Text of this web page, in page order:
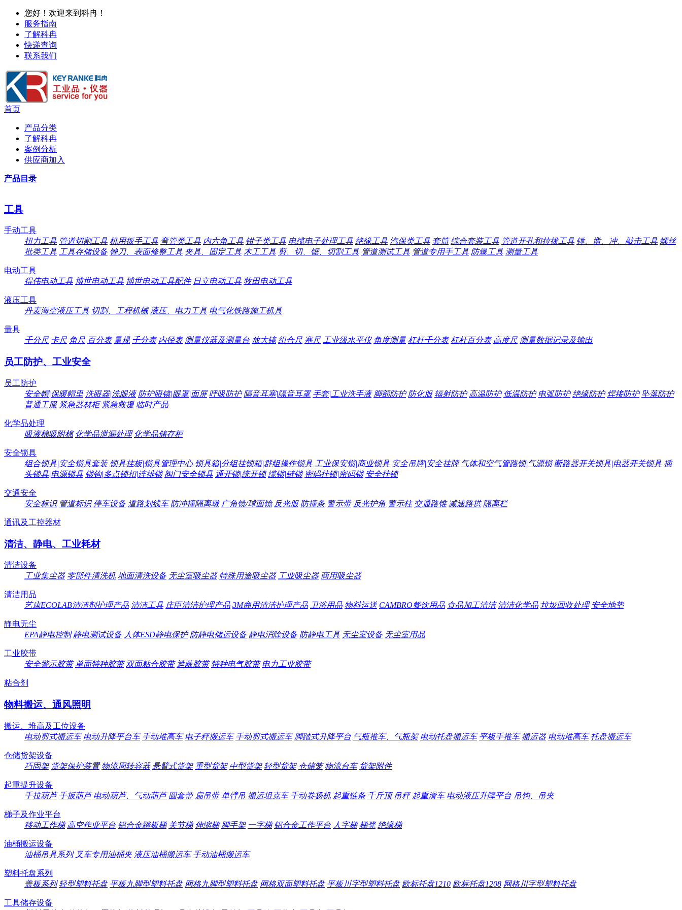
您好！欢迎来到科冉！
服务指南
了解科冉
快递查询
联系我们
首页
产品分类
了解科冉
案例分析
供应商加入
产品目录
工具
手动工具
扭力工具 管道切割工具 机用扳手工具 弯管类工具 内六角工具 钳子类工具 电缆电子处理工具 绝缘工具 汽保类工具 套筒 综合套装工具 管道开孔和拉拔工具 锤、凿、冲、敲击工具 螺丝
批类工具 工具存储设备 锉刀、表面修整工具 夹具、固定工具 木工工具 剪、切、锯、切割工具 管道测试工具 管道专用手工具 防爆工具 测量工具
电动工具
得伟电动工具 博世电动工具 博世电动工具配件 日立电动工具 牧田电动工具
液压工具
丹麦海空液压工具 切割、工程机械 液压、电力工具 电气化铁路施工机具
量具
千分尺 卡尺 角尺 百分表 量规 千分表 内径表 测量仪器及测量台 放大镜 组合尺 塞尺 工业级水平仪 角度测量 杠杆千分表 杠杆百分表 高度尺 测量数据记录及输出
员工防护、工业安全
员工防护
安全帽|保暖帽里 洗眼器|洗眼液 防护眼镜|眼罩|面屏 呼吸防护 隔音耳塞|隔音耳罩 手套|工业洗手液 脚部防护 防化服 辐射防护 高温防护 低温防护 电弧防护 绝缘防护 焊接防护 坠落防护
普通工服 紧急器材柜 紧急救援 临时产品
化学品处理
吸液棉吸附棉 化学品泄漏处理 化学品储存柜
安全锁具
组合锁具|安全锁具套装 锁具挂板|锁具管理中心 锁具箱|分组挂锁箱|群组操作锁具 工业保安锁|商业锁具 安全吊牌|安全挂牌 气体和空气管路锁|气源锁 断路器开关锁具|电器开关锁具 插
头锁具|电源锁具 锁钩|多点锁扣|连排锁 阀门安全锁具 通开锁|统开锁 缆锁|链锁 密码挂锁|密码锁 安全挂锁
交通安全
安全标识 管道标识 停车设备 道路划线车 防冲撞隔离墩 广角镜/球面镜 反光服 防撞条 警示带 反光护角 警示柱 交通路锥 减速路拱 隔离栏
通讯及工控器材
清洁、静电、工业耗材
清洁设备
工业集尘器 零部件清洗机 地面清洗设备 无尘室吸尘器 特殊用途吸尘器 工业吸尘器 商用吸尘器
清洁用品
艺康ECOLAB清洁剂护理产品 清洁工具 庄臣清洁护理产品 3M商用清洁护理产品 卫浴用品 物料运送 CAMBRO餐饮用品 食品加工清洁 清洁化学品 垃圾回收处理 安全地垫
静电无尘
EPA静电控制 静电测试设备 人体ESD静电保护 防静电储运设备 静电消除设备 防静电工具 无尘室设备 无尘室用品
工业胶带
安全警示胶带 单面特种胶带 双面粘合胶带 遮蔽胶带 特种电气胶带 电力工业胶带
粘合剂
物料搬运、通风照明
搬运、堆高及工位设备
电动剪式搬运车 电动升降平台车 手动堆高车 电子秤搬运车 手动剪式搬运车 脚踏式升降平台 气瓶推车、气瓶架 电动托盘搬运车 平板手推车 搬运器 电动堆高车 托盘搬运车
仓储货架设备
巧固架 货架保护装置 物流周转容器 悬臂式货架 重型货架 中型货架 轻型货架 仓储笼 物流台车 货架附件
起重提升设备
手拉葫芦 手扳葫芦 电动葫芦、气动葫芦 圆套带 扁吊带 单臂吊 搬运坦克车 手动卷扬机 起重链条 千斤顶 吊秤 起重滑车 电动液压升降平台 吊钩、吊夹
梯子及作业平台
移动工作梯 高空作业平台 铝合金踏板梯 关节梯 伸缩梯 脚手架 一字梯 铝合金工作平台 人字梯 梯凳 绝缘梯
油桶搬运设备
油桶吊具系列 叉车专用油桶夹 液压油桶搬运车 手动油桶搬运车
塑料托盘系列
盖板系列 轻型塑料托盘 平板九脚型塑料托盘 网格九脚型塑料托盘 网格双面塑料托盘 平板川字型塑料托盘 欧标托盘1210 欧标托盘1208 网格川字型塑料托盘
工具储存设备